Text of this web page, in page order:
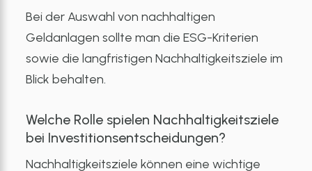
Bei der Auswahl von nachhaltigen
Geldanlagen sollte man die ESG-Kriterien
sowie die langfristigen Nachhaltigkeitsziele im
Blick behalten.
Welche Rolle spielen Nachhaltigkeitsziele
bei Investitionsentscheidungen?
Nachhaltigkeitsziele können eine wichtige